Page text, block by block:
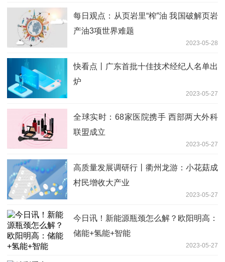
每日观点：从页岩里“榨”油 我国破解页岩
产油3项世界难题
2023-05-28
快看点丨广东首批十佳技术经纪人名单出
炉
2023-05-27
全球实时：68家医院携手 西部两大外科
联盟成立
2023-05-27
高质量发展调研行丨衢州龙游：小花菇成
村民增收大产业
2023-05-27
今日讯！新能源瓶颈怎么解？欧阳明高：
储能+氢能+智能
2023-05-27